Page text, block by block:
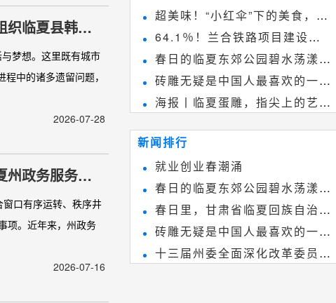
临夏县韩集
梦想。这里既有城市
中的诸多遗留问题，
2026-07-28
政务服务中
口有序运转、秩序井
项。近年来，州政务
2026-07-16
超美味！“小红伞”下的美食，绝
不能错过~
64.1％！兰合铁路项目建设加
速推进
春日的临夏东郊公园碧水荡漾、
春花烂漫
砖雕无疑是中国人最喜欢的一种
雕刻艺术，它不仅是民间实用美术
和建筑装饰艺术的有机结合，更成
为中国建筑史上彰品东方美不可磨
灭的一笔。一方青砖里不仅藏着广
海报丨临夏蛋雕，指尖上的艺术
~
新闻排行
就业创业春潮涌
春日的临夏东郊公园碧水荡漾、
春花烂漫
春日里，甘肃省临夏回族自治州
境内的刘家峡大桥，壮观美丽!
砖雕无疑是中国人最喜欢的一种
雕刻艺术，它不仅是民间实用美术
十三届州委全面深化改革委员会